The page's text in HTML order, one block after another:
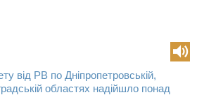
від РВ по Дніпропетровській,
областях надійшло понад